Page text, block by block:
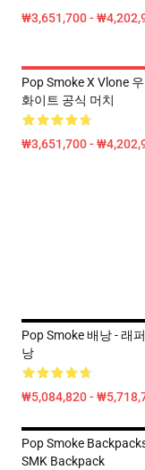
₩3,651,700 -
Pop Smoke X Vlone
화이트 공식 머치
₩3,651,700 -
Pop Smoke 배낭 - 래
낭
₩5,084,820 -
Pop Smoke
SMK Backpack